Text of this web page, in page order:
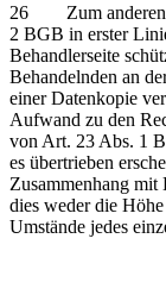
26 Zum anderen
2 BGB in erster
Behandlerseite
Behandelnden an
einer Datenkopie
Aufwand zu den
von Art. 23 Abs. 1
es übertrieben
Zusammenhang mit
dies weder die
Umstände jedes